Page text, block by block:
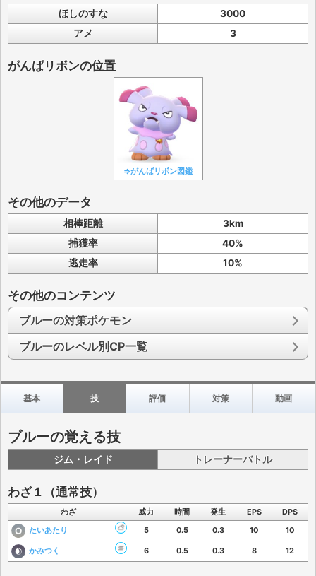
ほしのすな
3000
アメ
3
がんばリボンの位置
⇒がんばリボン図鑑
その他のデータ
相棒距離
3km
捕獲率
40%
逃走率
10%
その他のコンテンツ
ブルーの対策ポケモン
ブルーのレベル別CP一覧
基本 技 評価 対策 動画
ブルーの覚える技
ジム・レイド トレーナーバトル
わざ１（通常技）
わざ 威力 時間 発生 EPS
DPS
たいあたり
5 0.5 0.3 10 10
かみつく 6 0.5 0.3 8 12